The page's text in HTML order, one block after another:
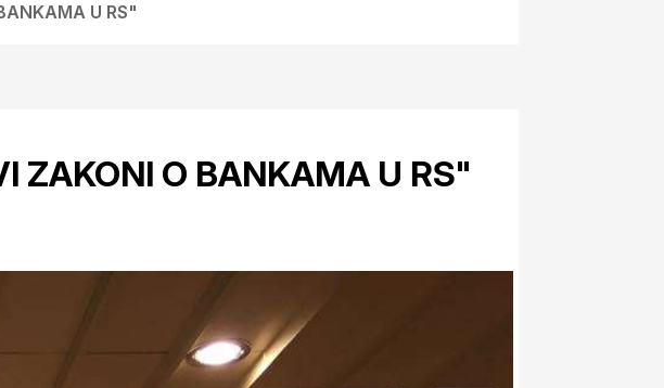
U RS"
ZAKONI O BANKAMA U RS"